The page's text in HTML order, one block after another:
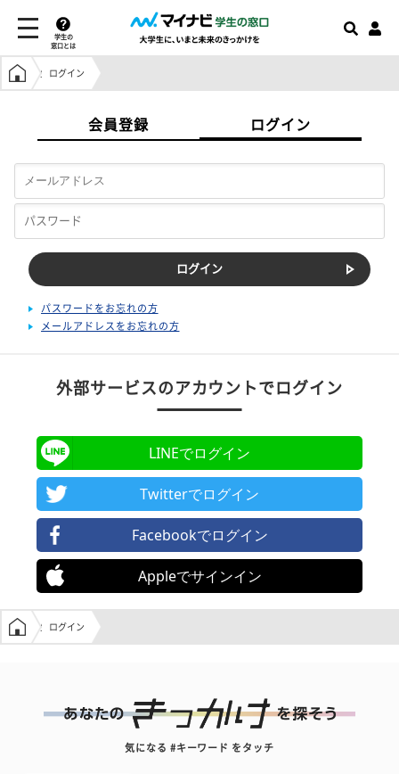
学生の
窓口とは
学生の窓口トップ
ログイン
会員登録 ログイン
パスワードをお忘れの方
メールアドレスをお忘れの方
外部サービスのアカウントでログイン
LINEでログイン
Twitterでログイン
Facebookでログイン
Appleでサインイン
学生の窓口トップ
ログイン
気になる #キーワード をタッチ